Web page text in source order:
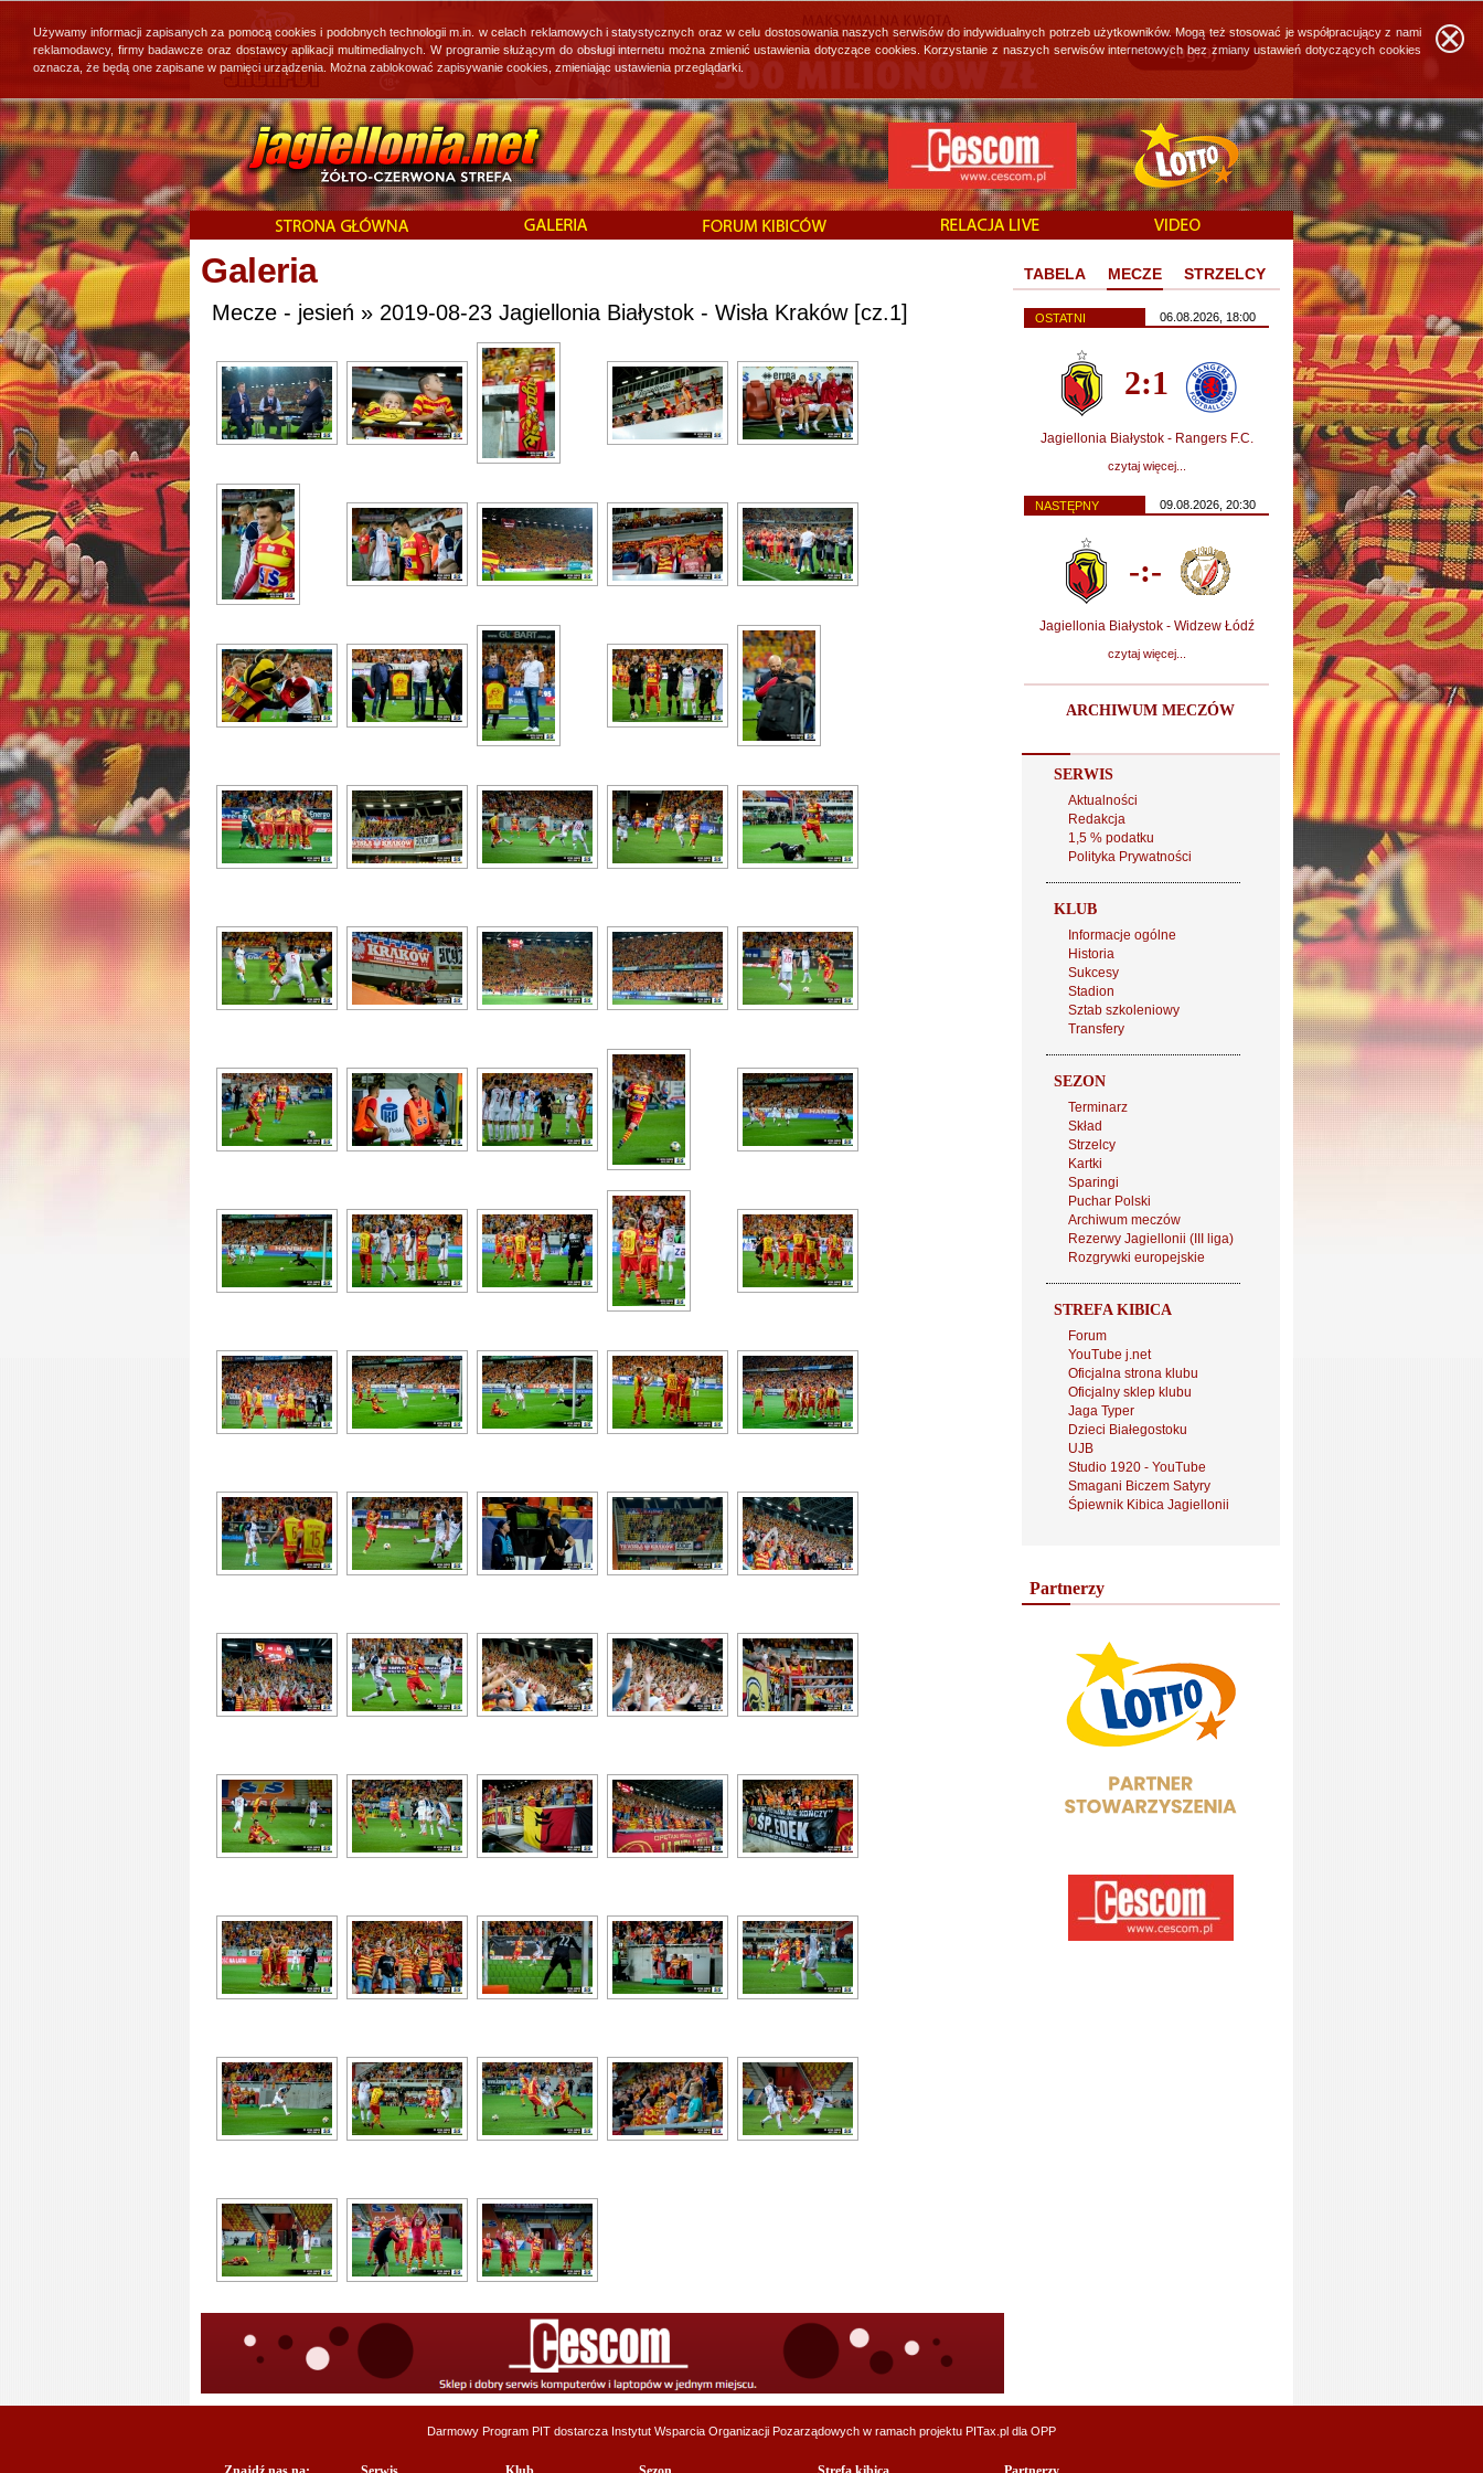
Galeria
Mecze - jesień » 2019-08-23 Jagiellonia Białystok - Wisła Kraków [cz.1]
TABELA MECZE STRZELCY
OSTATNI 06.08.2026, 18:00
2:1
Jagiellonia Białystok - Rangers F.C.
czytaj więcej...
NASTĘPNY 09.08.2026, 20:30
-:-
Jagiellonia Białystok - Widzew Łódź
czytaj więcej...
ARCHIWUM MECZÓW
SERWIS
Aktualności
Redakcja
1,5 % podatku
Polityka Prywatności
KLUB
Informacje ogólne
Historia
Sukcesy
Stadion
Sztab szkoleniowy
Transfery
SEZON
Terminarz
Skład
Strzelcy
Kartki
Sparingi
Puchar Polski
Archiwum meczów
Rezerwy Jagiellonii (III liga)
Rozgrywki europejskie
STREFA KIBICA
Forum
YouTube j.net
Oficjalna strona klubu
Oficjalny sklep klubu
Jaga Typer
Dzieci Białegostoku
UJB
Studio 1920 - YouTube
Smagani Biczem Satyry
Śpiewnik Kibica Jagiellonii
Partnerzy
Darmowy Program PIT dostarcza Instytut Wsparcia Organizacji Pozarządowych w ramach projektu PITax.pl dla OPP
Używamy informacji zapisanych za pomocą cookies i podobnych technologii m.in. w celach reklamowych i statystycznych oraz w celu dostosowania naszych serwisów do indywidualnych potrzeb użytkowników. Mogą też stosować je współpracujący z nami
reklamodawcy, firmy badawcze oraz dostawcy aplikacji multimedialnych. W programie służącym do obsługi internetu można zmienić ustawienia dotyczące cookies. Korzystanie z naszych serwisów internetowych bez zmiany ustawień dotyczących cookies
oznacza, że będą one zapisane w pamięci urządzenia. Można zablokować zapisywanie cookies, zmieniając ustawienia przeglądarki.